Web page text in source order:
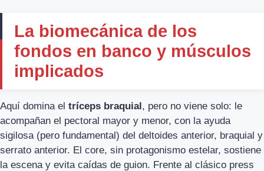
La biomecánica de los
fondos en banco y músculos
implicados
Aquí domina el tríceps braquial, pero no viene solo: le
acompañan el pectoral mayor y menor, con la ayuda
sigilosa (pero fundamental) del deltoides anterior, braquial y
serrato anterior. El core, sin protagonismo estelar, sostiene
la escena y evita caídas de guion. Frente al clásico press